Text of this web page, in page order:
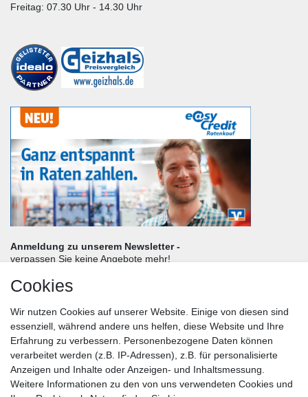
Freitag: 07.30 Uhr - 14.30 Uhr
Anmeldung zu unserem Newsletter -
verpassen Sie keine Angebote mehr!
Nachname*
E-Mail*
Cookies
Wir nutzen Cookies auf unserer Website. Einige von diesen sind
essenziell, während andere uns helfen, diese Website und Ihre
Erfahrung zu verbessern. Personenbezogene Daten können
verarbeitet werden (z.B. IP-Adressen), z.B. für personalisierte
Anzeigen und Inhalte oder Anzeigen- und Inhaltsmessung.
Weitere Informationen zu den von uns verwendeten Cookies und